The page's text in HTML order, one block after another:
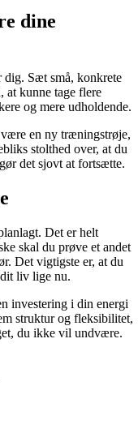
dine
dig. Sæt små, konkrete
at kunne tage flere
og mere udholdende.
en ny træningstrøje,
stolthed over, at du
det sjovt at fortsætte.
Det er helt
skal du prøve et andet
Det vigtigste er, at du
liv lige nu.
investering i din energi
struktur og fleksibilitet,
du ikke vil undvære.